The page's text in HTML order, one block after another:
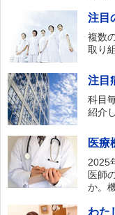
注目
複数
取り
注目
科目
紹介
医療
2025
医師
か。
わた